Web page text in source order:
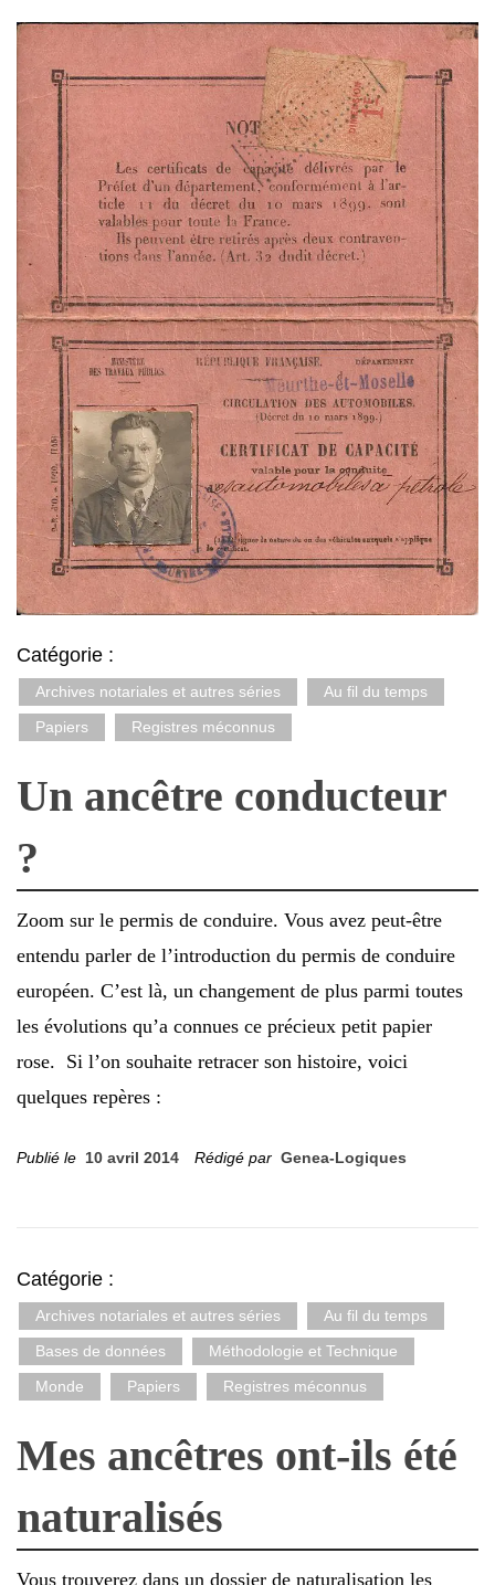
Catégorie :
Archives notariales et autres séries
Au fil du temps
Papiers
Registres méconnus
Un ancêtre conducteur
?
Zoom sur le permis de conduire. Vous avez peut-être
entendu parler de l’introduction du permis de conduire
européen. C’est là, un changement de plus parmi toutes
les évolutions qu’a connues ce précieux petit papier
rose. Si l’on souhaite retracer son histoire, voici
quelques repères :
Publié le 10 avril 2014 Rédigé par Genea-Logiques
Catégorie :
Archives notariales et autres séries
Au fil du temps
Bases de données
Méthodologie et Technique
Monde
Papiers Registres méconnus
Mes ancêtres ont-ils été
naturalisés
Vous trouverez dans un dossier de naturalisation les